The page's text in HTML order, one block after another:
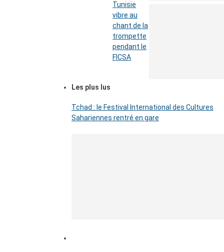
Tunisie
vibre au
chant de la
trompette
pendant le
FICSA
Les plus lus
Tchad : le Festival International des Cultures
Sahariennes rentré en gare